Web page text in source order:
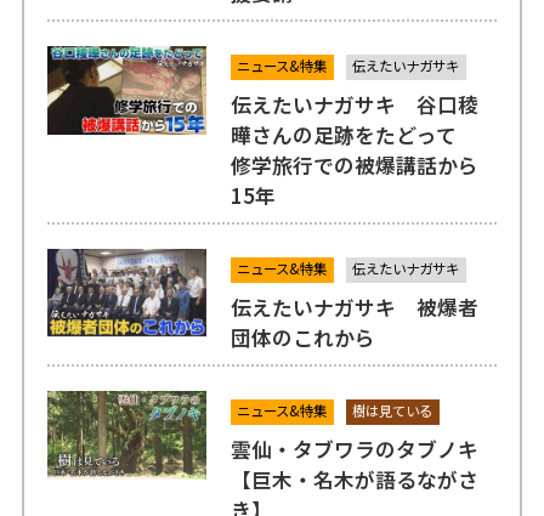
ニュース&特集 伝えたいナガサキ
伝えたいナガサキ 谷口稜
曄さんの足跡をたどって
修学旅行での被爆講話から
15年
ニュース&特集 伝えたいナガサキ
伝えたいナガサキ 被爆者
団体のこれから
ニュース&特集 樹は見ている
雲仙・タブワラのタブノキ
【巨木・名木が語るながさ
き】